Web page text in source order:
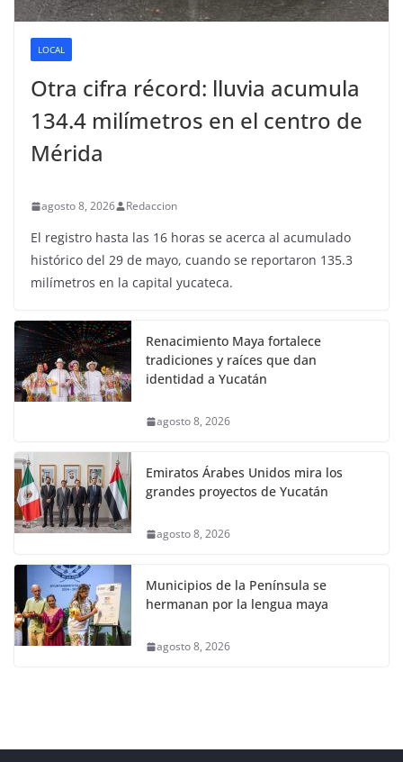
LOCAL
Otra cifra récord: lluvia acumula
134.4 milímetros en el centro de
Mérida
agosto 8, 2026 Redaccion
El registro hasta las 16 horas se acerca al acumulado
histórico del 29 de mayo, cuando se reportaron 135.3
milímetros en la capital yucateca.
Renacimiento Maya fortalece
tradiciones y raíces que dan
identidad a Yucatán
agosto 8, 2026
Emiratos Árabes Unidos mira los
grandes proyectos de Yucatán
agosto 8, 2026
Municipios de la Península se
hermanan por la lengua maya
agosto 8, 2026